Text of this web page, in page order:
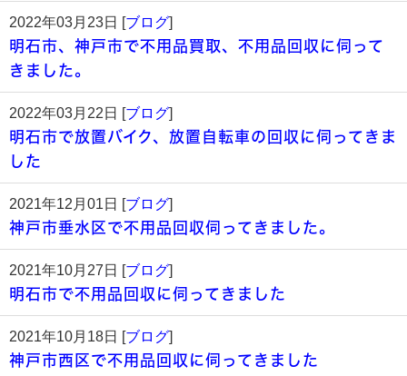
2022年03月23日 [ブログ]
明石市、神戸市で不用品買取、不用品回収に伺って
きました。
2022年03月22日 [ブログ]
明石市で放置バイク、放置自転車の回収に伺ってきま
した
2021年12月01日 [ブログ]
神戸市垂水区で不用品回収伺ってきました。
2021年10月27日 [ブログ]
明石市で不用品回収に伺ってきました
2021年10月18日 [ブログ]
神戸市西区で不用品回収に伺ってきました